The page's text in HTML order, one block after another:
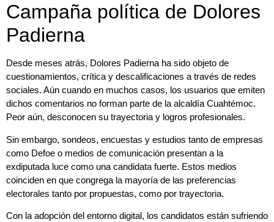
Campaña política de Dolores
Padierna
Desde meses atrás, Dolores Padierna ha sido objeto de
cuestionamientos, crítica y descalificaciones a través de redes
sociales. Aún cuando en muchos casos, los usuarios que emiten
dichos comentarios no forman parte de la alcaldía Cuahtémoc.
Peor aún, desconocen su trayectoria y logros profesionales.
Sin embargo, sondeos, encuestas y estudios tanto de empresas
como Defoe o medios de comunicación presentan a la
exdiputada luce como una candidata fuerte. Estos medios
coinciden en que congrega la mayoría de las preferencias
electorales tanto por propuestas, como por trayectoria.
Con la adopción del entorno digital, los candidatos están sufriendo